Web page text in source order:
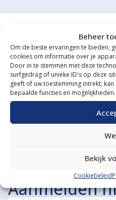
Beheer
Om de beste ervaringen te bieden,
cookies om informatie over je
Door in te stemmen met deze
surfgedrag of unieke ID's op deze
geeft of uw toestemming intrekt,
bepaalde functies en mogelijkheden.
Bekijk
Cookiebeleid
Onze
De koffie
BEL ONS
Aanmelden